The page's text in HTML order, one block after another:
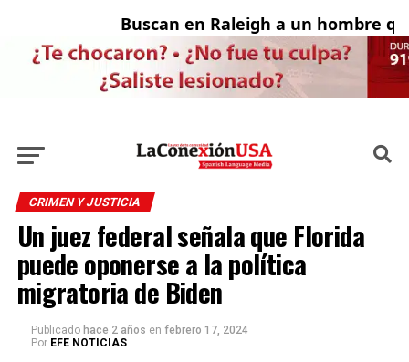
Buscan en Raleigh a un hombre
CRIMEN Y JUSTICIA
Un juez federal señala que Florida
puede oponerse a la política
migratoria de Biden
Publicado hace 2 años en febrero 17, 2024
Por EFE NOTICIAS